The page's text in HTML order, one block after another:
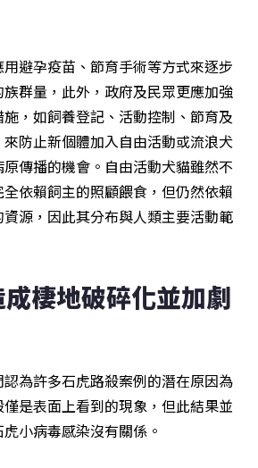
避孕疫苗、節育手術等方式來逐步
群量，此外，政府及民眾更應加強
，如飼養登記、活動控制、節育及
防止新個體加入自由活動或流浪犬
傳播的機會。自由活動犬貓雖然不
依賴飼主的照顧餵食，但仍然依賴
源，因此其分布與人類主要活動範
棲地破碎化並加劇
為許多石虎路殺案例的潛在原因為
是表面上看到的現象，但此結果並
小病毒感染沒有關係。